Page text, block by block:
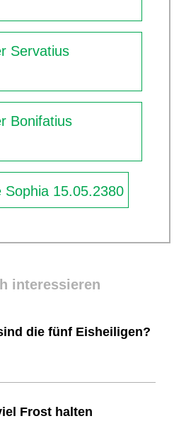
Servatius
Bonifatius
Sophia 15.05.2380
interessieren
die fünf Eisheiligen?
Frost halten